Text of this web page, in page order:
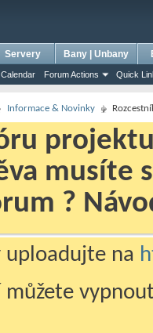
Calendar Forum Actions Quick
Servery Bany | Unbany
Informace & Novinky
projektu
musíte
?
uploadujte na
můžete